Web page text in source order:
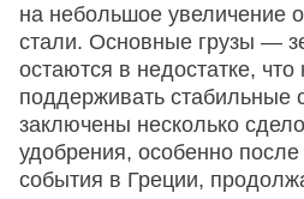
на небольшое увеличение
стали. Основные грузы —
остаются в недостатке, что
поддерживать стабильные
заключены несколько
удобрения, особенно после
события в Греции,